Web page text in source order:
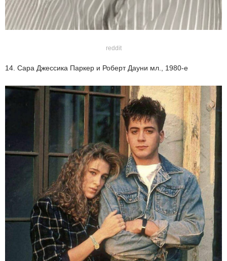
reddit
14. Сара Джессика Паркер и Роберт Дауни мл., 1980-е